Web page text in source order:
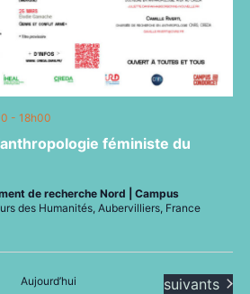
féministe du
- 18h00
de recherche Nord | Campus
des Humanités, Aubervilliers, France
Aujourd’hui Évènements
suivants